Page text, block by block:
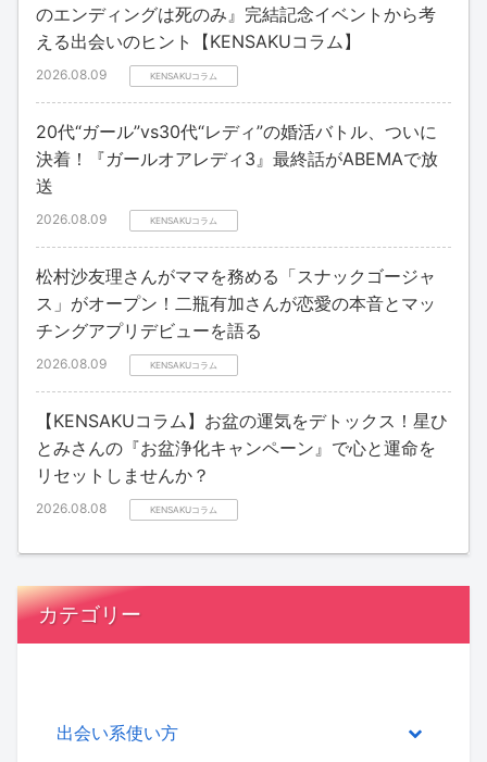
のエンディングは死のみ』完結記念イベントから考
える出会いのヒント【KENSAKUコラム】
2026.08.09 KENSAKUコラム
20代“ガール”vs30代“レディ”の婚活バトル、ついに
決着！『ガールオアレディ3』最終話がABEMAで放
送
2026.08.09 KENSAKUコラム
松村沙友理さんがママを務める「スナックゴージャ
ス」がオープン！二瓶有加さんが恋愛の本音とマッ
チングアプリデビューを語る
2026.08.09 KENSAKUコラム
【KENSAKUコラム】お盆の運気をデトックス！星ひ
とみさんの『お盆浄化キャンペーン』で心と運命を
リセットしませんか？
2026.08.08 KENSAKUコラム
カテゴリー
出会い系使い方